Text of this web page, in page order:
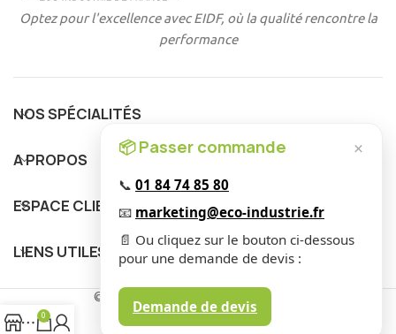
×
📦 Passer commande
📞 01 84 74 85 80
📧 marketing@eco-industrie.fr
📄 Ou cliquez sur le bouton ci-dessous
pour une demande de devis :
Demande de devis
Optez pour l'excellence avec EIDF, où la qualité rencontre la
performance
NOS SPÉCIALITÉS
A PROPOS
ESPACE CLIENT
LIENS UTILES
© 2025 EIDF. Tous Droits Réservés
0